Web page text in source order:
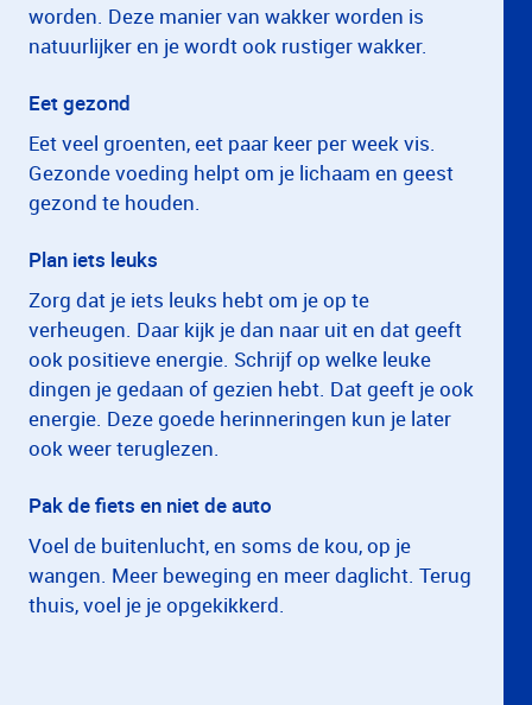
worden. Deze manier van wakker worden is
natuurlijker en je wordt ook rustiger wakker.
Eet gezond
Eet veel groenten, eet paar keer per week vis.
Gezonde voeding helpt om je lichaam en geest
gezond te houden.
Plan iets leuks
Zorg dat je iets leuks hebt om je op te
verheugen. Daar kijk je dan naar uit en dat geeft
ook positieve energie. Schrijf op welke leuke
dingen je gedaan of gezien hebt. Dat geeft je ook
energie. Deze goede herinneringen kun je later
ook weer teruglezen.
Pak de fiets en niet de auto
Voel de buitenlucht, en soms de kou, op je
wangen. Meer beweging en meer daglicht. Terug
thuis, voel je je opgekikkerd.